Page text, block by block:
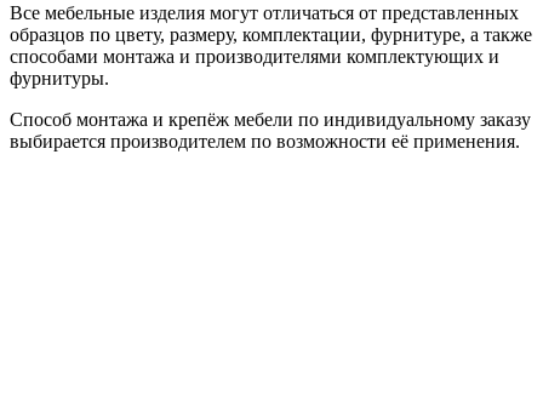
Все мебельные изделия могут отличаться от представленных
образцов по цвету, размеру, комплектации, фурнитуре, а также
способами монтажа и производителями комплектующих и
фурнитуры.
Способ монтажа и крепёж мебели по индивидуальному заказу
выбирается производителем по возможности её применения.